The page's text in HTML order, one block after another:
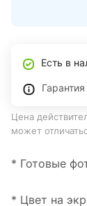
Есть в
Цена
может
* Готовые
* Цвет на